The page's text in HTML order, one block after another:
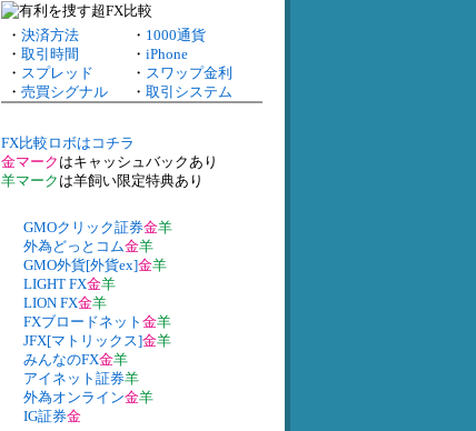
・ 決済方法 ・ 1000通貨
・ 取引時間 ・ iPhone
・ スプレッド ・ スワップ金利
・ 売買シグナル ・ 取引システム
FX比較ロボはコチラ
金マーク はキャッシュバックあり
羊マーク は羊飼い限定特典あり
GMOクリック証券金羊
外為どっとコム金羊
GMO外貨[外貨ex]金羊
LIGHT FX金羊
LION FX金羊
FXブロードネット 金羊
JFX[マトリックス]金羊
みんなのFX金羊
アイネット証券羊
外為オンライン金羊
IG証券金